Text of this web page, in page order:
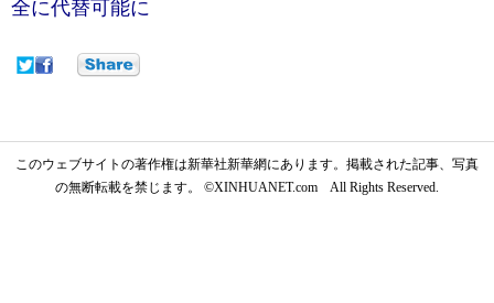
全に代替可能に
このウェブサイトの著作権は新華社新華網にあります。掲載された記事、写真
の無断転載を禁じます。 ©XINHUANET.com All Rights Reserved.